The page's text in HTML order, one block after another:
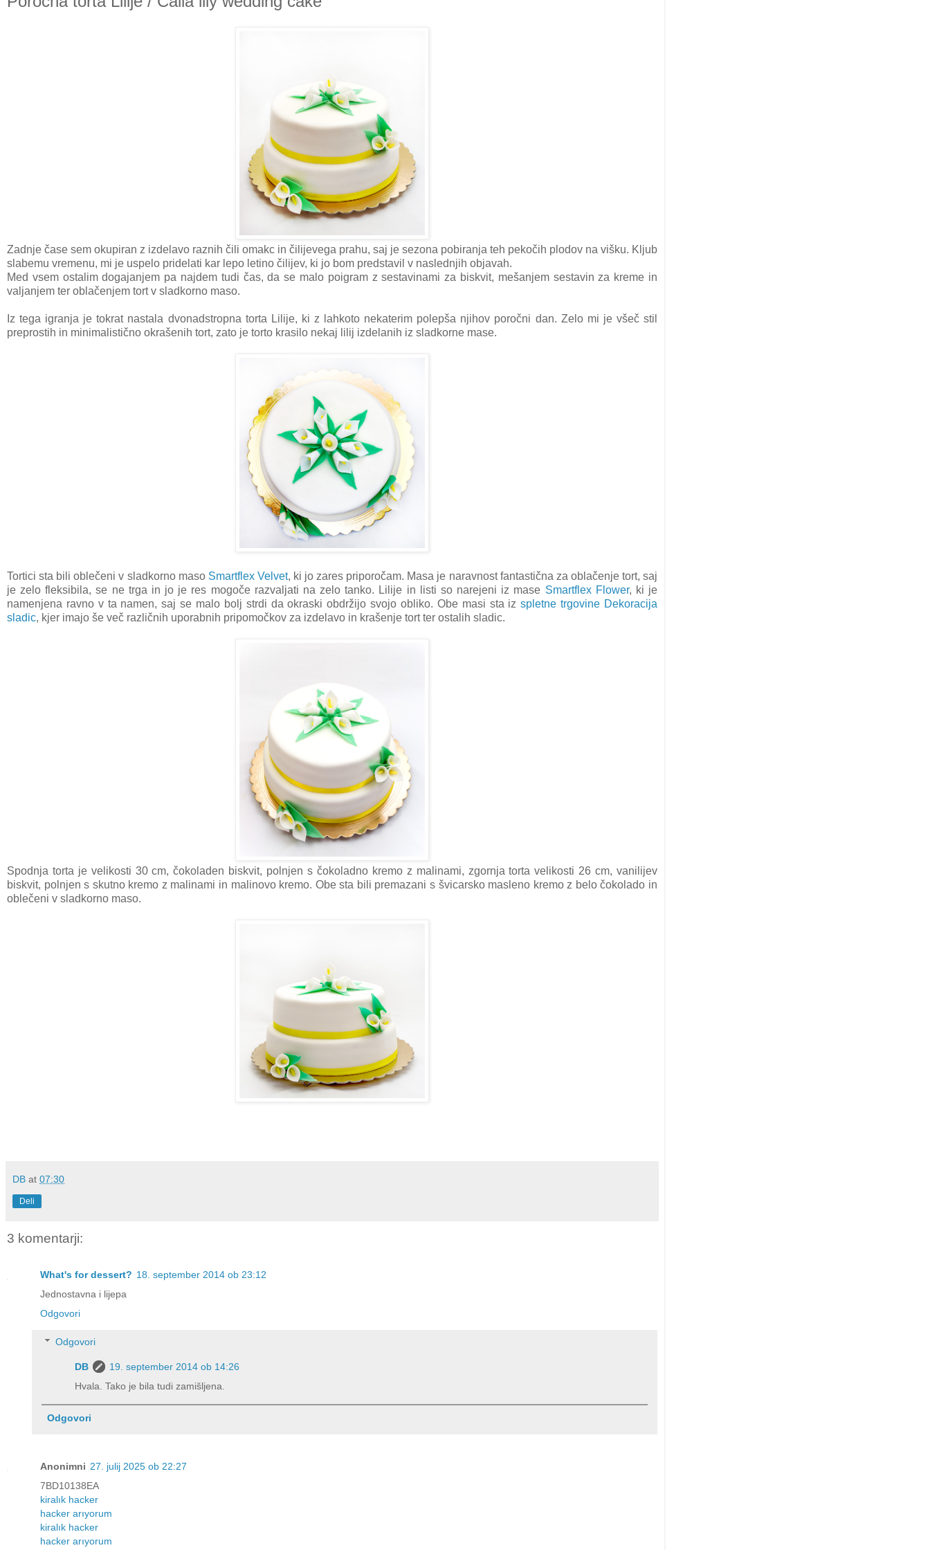
Zadnje čase sem okupiran z izdelavo raznih čili omakc in čilijevega prahu, saj je sezona pobiranja teh pekočih plodov na višku. Kljub
slabemu vremenu, mi je uspelo pridelati kar lepo letino čilijev, ki jo bom predstavil v naslednjih objavah.
Med vsem ostalim dogajanjem pa najdem tudi čas, da se malo poigram z sestavinami za biskvit, mešanjem sestavin za kreme in
valjanjem ter oblačenjem tort v sladkorno maso.
Iz tega igranja je tokrat nastala dvonadstropna torta Lilije, ki z lahkoto nekaterim polepša njihov poročni dan. Zelo mi je všeč stil
preprostih in minimalistično okrašenih tort, zato je torto krasilo nekaj lilij izdelanih iz sladkorne mase.
Tortici sta bili oblečeni v sladkorno maso Smartflex Velvet, ki jo zares priporočam. Masa je naravnost fantastična za oblačenje tort, saj
je zelo fleksibila, se ne trga in jo je res mogoče razvaljati na zelo tanko. Lilije in listi so narejeni iz mase Smartflex Flower, ki je
namenjena ravno v ta namen, saj se malo bolj strdi da okraski obdržijo svojo obliko. Obe masi sta izspletne trgovine Dekoracija
sladic, kjer imajo še več različnih uporabnih pripomočkov za izdelavo in krašenje tort ter ostalih sladic.
Spodnja torta je velikosti 30 cm, čokoladen biskvit, polnjen s čokoladno kremo z malinami, zgornja torta velikosti 26 cm, vanilijev
biskvit, polnjen s skutno kremo z malinami in malinovo kremo. Obe sta bili premazani s švicarsko masleno kremo z belo čokolado in
oblečeni v sladkorno maso.
DB at 07:30
Deli
3 komentarji:
What's for dessert? 18. september 2014 ob 23:12
Jednostavna i lijepa
Odgovori
Odgovori
DB
19. september 2014 ob 14:26
Hvala. Tako je bila tudi zamišljena.
Odgovori
Anonimni 27. julij 2025 ob 22:27
7BD10138EA
kiralık hacker
hacker arıyorum
kiralık hacker
hacker arıyorum